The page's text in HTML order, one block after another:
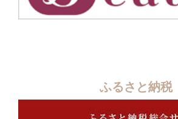
ふるさと納税